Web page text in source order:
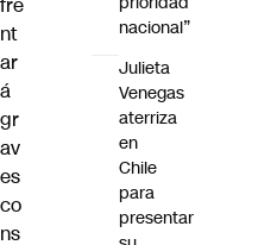
nt
ar
á
gr
av
es
co
ns
nacional”
Julieta
Venegas
aterriza
en
Chile
para
presentar